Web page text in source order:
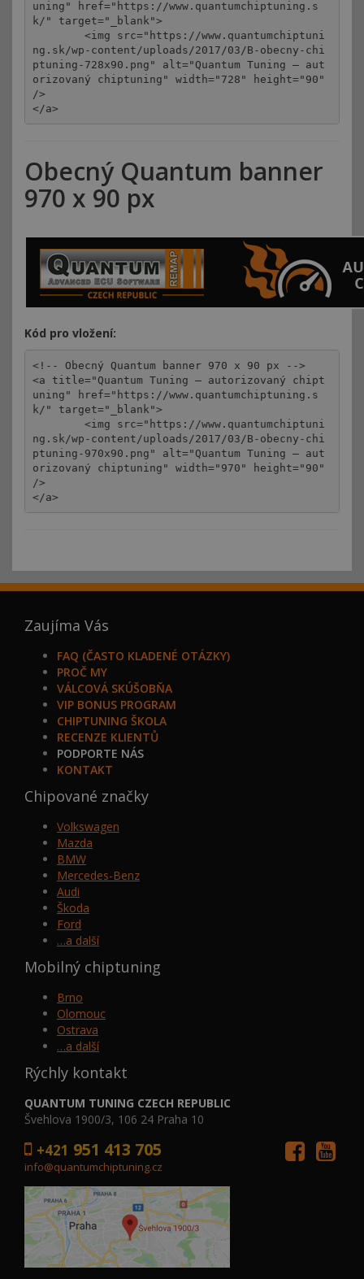
uning" href="https://www.quantumchiptuning.s
k/" target="_blank">
	<img src="https://www.quantumchiptuni
ng.sk/wp-content/uploads/2017/03/B-obecny-chi
ptuning-728x90.png" alt="Quantum Tuning – aut
orizovaný chiptuning" width="728" height="90"
/>
</a>
Obecný Quantum banner
970 x 90 px
Kód pro vložení:
<!-- Obecný Quantum banner 970 x 90 px -->
<a title="Quantum Tuning – autorizovaný chipt
uning" href="https://www.quantumchiptuning.s
k/" target="_blank">
	<img src="https://www.quantumchiptuni
ng.sk/wp-content/uploads/2017/03/B-obecny-chi
ptuning-970x90.png" alt="Quantum Tuning – aut
orizovaný chiptuning" width="970" height="90"
/>
</a>
Zaujíma Vás
FAQ (ČASTO KLADENÉ OTÁZKY)
PROČ MY
VÁLCOVÁ SKÚŠOBŇA
VIP BONUS PROGRAM
CHIPTUNING ŠKOLA
RECENZE KLIENTŮ
PODPORTE NÁS
KONTAKT
Chipované značky
Volkswagen
Mazda
BMW
Mercedes-Benz
Audi
Škoda
Ford
…a další
Mobilný chiptuning
Brno
Olomouc
Ostrava
…a další
Rýchly kontakt
QUANTUM TUNING CZECH REPUBLIC
Švehlova 1900/3, 106 24 Praha 10
+421 951 413 705
info@quantumchiptuning.cz